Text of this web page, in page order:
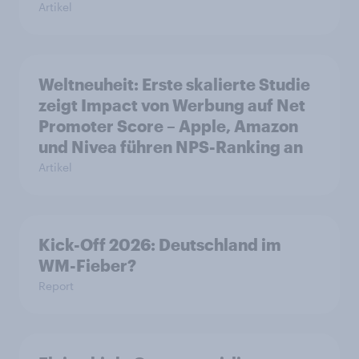
Artikel
Weltneuheit: Erste skalierte Studie
zeigt Impact von Werbung auf Net
Promoter Score – Apple, Amazon
und Nivea führen NPS-Ranking an
Artikel
Kick-Off 2026: Deutschland im
WM-Fieber?
Report